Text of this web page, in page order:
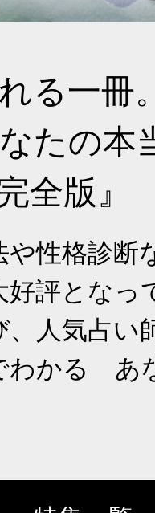
る一冊
たの本
版』
や性格診断
好評となっ
、人気占い
わかる あ